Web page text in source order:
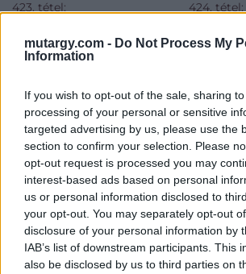
mutargy.com - Do Not Process My
Information
If you wish to opt-out of the sale, sharing
processing of your personal or sensitive
targeted advertising by us, please use the
section to confirm your selection. Please
opt-out request is processed you may
interest-based ads based on personal
us or personal information disclosed to
your opt-out. You may separately opt-out
disclosure of your personal information by
IAB’s list of downstream participants. This
also be disclosed by us to third parties on
423. tétel:
jelenet
Aukció:
XIX–XX. századi festmények,
bútorok aukciója
Aukció időpontja: 2015-03-25
17:00
424. tétel:
1823
Aukció:
XIX–XX.
bútorok
Aukció
17:00